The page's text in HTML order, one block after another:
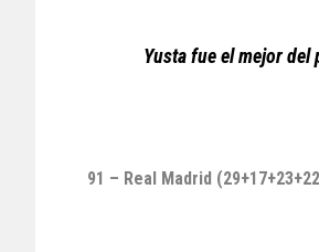
Yusta fue el mejor
91 – Real Madrid